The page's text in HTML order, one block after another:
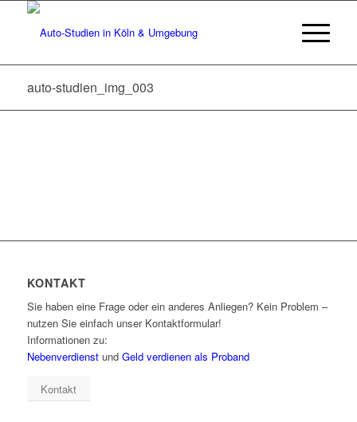
auto-studien_img_003
KONTAKT
Sie haben eine Frage oder ein anderes Anliegen? Kein Problem –
nutzen Sie einfach unser Kontaktformular!
Informationen zu:
Nebenverdienstund Geld verdienen als Proband
Kontakt